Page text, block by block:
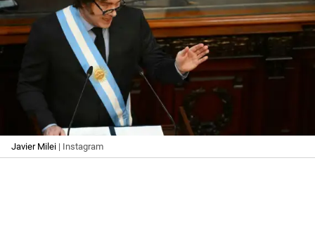
Javier Milei | Instagram